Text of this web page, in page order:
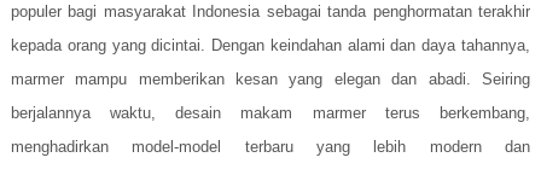
populer bagi masyarakat Indonesia sebagai tanda penghormatan terakhir
kepada orang yang dicintai. Dengan keindahan alami dan daya tahannya,
marmer mampu memberikan kesan yang elegan dan abadi. Seiring
berjalannya waktu, desain makam marmer terus berkembang,
menghadirkan model-model terbaru yang lebih modern dan